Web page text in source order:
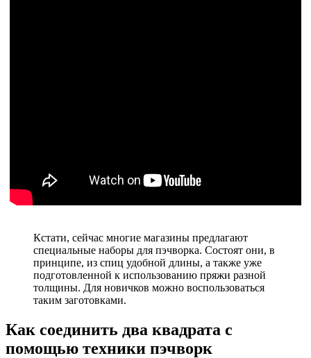
Кстати, сейчас многие магазины предлагают
специальные наборы для пэчворка. Состоят они, в
принципе, из спиц удобной длины, а также уже
подготовленной к использованию пряжи разной
толщины. Для новичков можно воспользоваться
таким заготовками.
Как соединить два квадрата с
помощью техники пэчворк